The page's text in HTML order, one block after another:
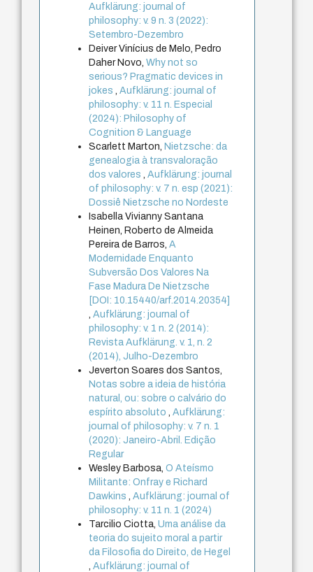
Aufklärung: journal of
philosophy: v. 9 n. 3 (2022):
Setembro-Dezembro
Deiver Vinícius de Melo, Pedro
Daher Novo,Why not so
serious? Pragmatic devices in
jokes
,Aufklärung: journal of
philosophy: v. 11 n. Especial
(2024): Philosophy of
Cognition & Language
Scarlett Marton, Nietzsche: da
genealogia à transvaloração
dos valores
,Aufklärung: journal
of philosophy: v. 7 n. esp (2021):
Dossiê Nietzsche no Nordeste
Isabella Vivianny Santana
Heinen, Roberto de Almeida
Pereira de Barros,A
Modernidade Enquanto
Subversão Dos Valores Na
Fase Madura De Nietzsche
[DOI: 10.15440/arf.2014.20354]
,Aufklärung: journal of
philosophy: v. 1 n. 2 (2014):
Revista Aufklärung. v. 1, n. 2
(2014), Julho-Dezembro
Jeverton Soares dos Santos,
Notas sobre a ideia de história
natural, ou: sobre o calvário do
espírito absoluto
,Aufklärung:
journal of philosophy: v. 7 n. 1
(2020): Janeiro-Abril. Edição
Regular
Wesley Barbosa,O Ateísmo
Militante: Onfray e Richard
Dawkins
,Aufklärung: journal of
philosophy: v. 11 n. 1 (2024)
Tarcilio Ciotta,Uma análise da
teoria do sujeito moral a partir
da Filosofia do Direito, de Hegel
,Aufklärung: journal of